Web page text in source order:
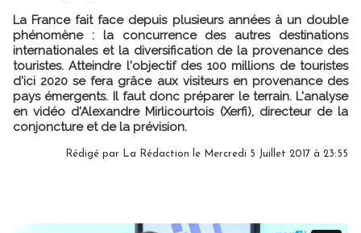
La France fait face depuis plusieurs années à un double
phénomène : la concurrence des autres destinations
internationales et la diversification de la provenance des
touristes. Atteindre l'objectif des 100 millions de touristes
d'ici 2020 se fera grâce aux visiteurs en provenance des
pays émergents. Il faut donc préparer le terrain. L'analyse
en vidéo d'Alexandre Mirlicourtois (Xerfi), directeur de la
conjoncture et de la prévision.
Rédigé par La Rédaction le Mercredi 5 Juillet 2017 à 23:55